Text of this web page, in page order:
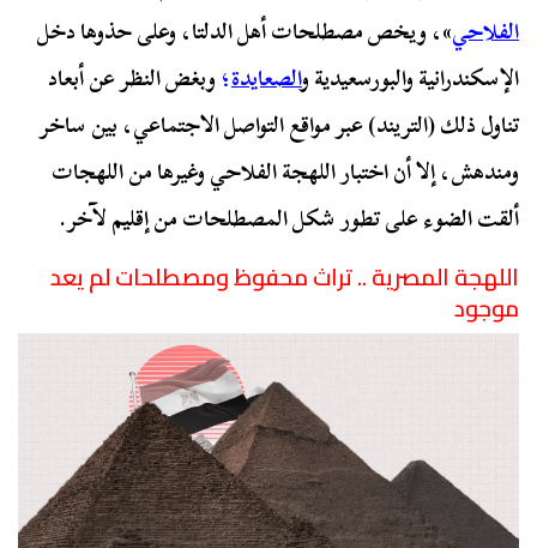
الفلاحي»، ويخص مصطلحات أهل الدلتا، وعلى حذوها دخل
الإسكندرانية والبورسعيدية والصعايدة؛وبغض النظر عن أبعاد
تناول ذلك (التريند) عبر مواقع التواصل الاجتماعي، بين ساخر
ومندهش، إلا أن اختبار اللهجة الفلاحي وغيرها من اللهجات
ألقت الضوء على تطور شكل المصطلحات من إقليم لآخر.
اللهجة المصرية .. تراث محفوظ ومصطلحات لم يعد
موجود